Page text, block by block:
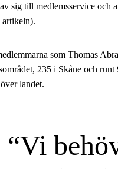
sig till medlemsservice och
artikeln).
som Thomas
235 i Skåne och runt
landet.
Vi